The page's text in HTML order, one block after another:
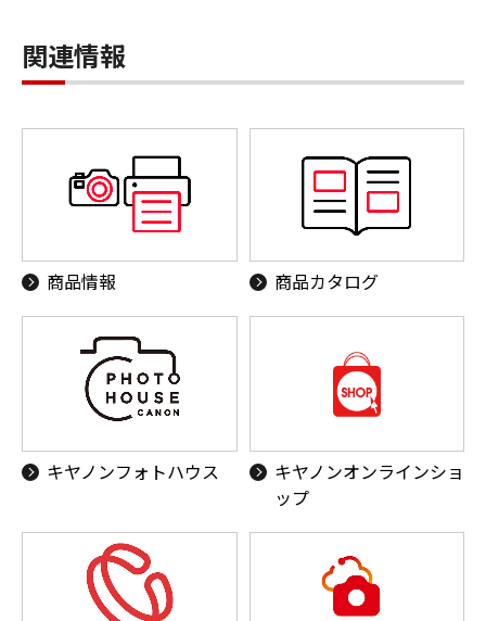
関連情報
商品情報 商品カタログ
キヤノンフォトハウス
キヤノンオンラインショ
ップ